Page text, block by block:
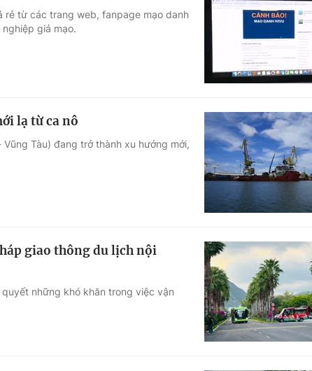
rẻ từ các trang web, fanpage mạo danh
giả mạo.
lạ từ ca nô
Tàu) đang trở thành xu hướng mới,
giao thông du lịch nội
những khó khăn trong việc vận